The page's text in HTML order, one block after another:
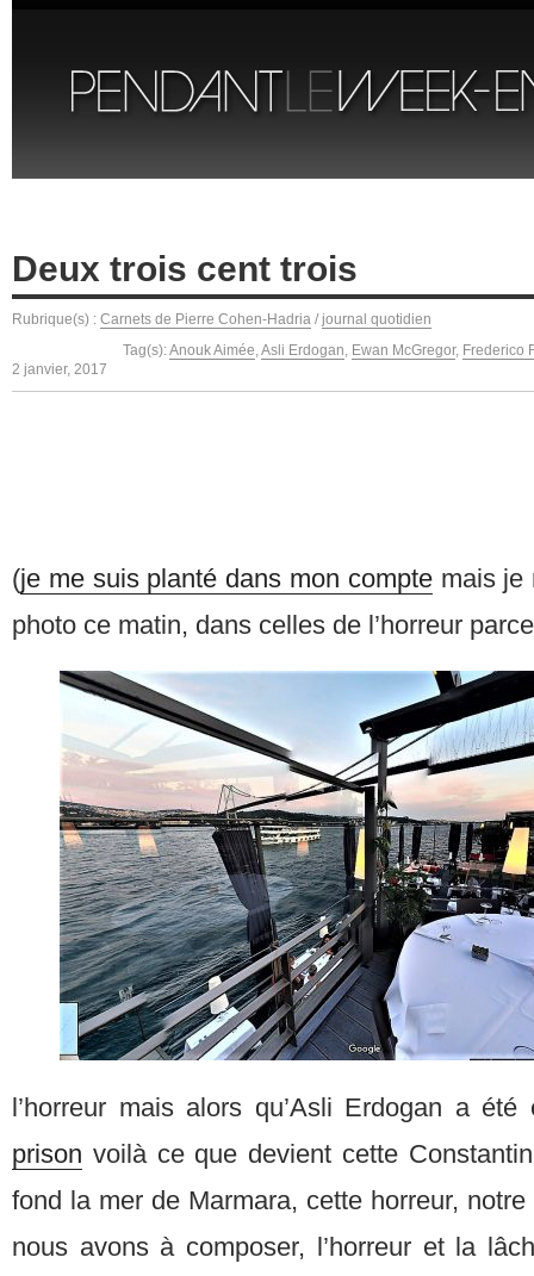
Deux trois cent trois
Rubrique(s) : Carnets de Pierre Cohen-Hadria / journal quotidien
Tag(s):Anouk Aimée,Asli Erdogan, Ewan McGregor, Frederico
2 janvier, 2017
(je me suis planté dans mon comptemais je
photo ce matin, dans celles de l’horreur
l’horreur mais alors qu’Asli Erdogan a
prison voilà ce que devient cette
fond la mer de Marmara, cette horreur,
nous avons à composer, l’horreur et la